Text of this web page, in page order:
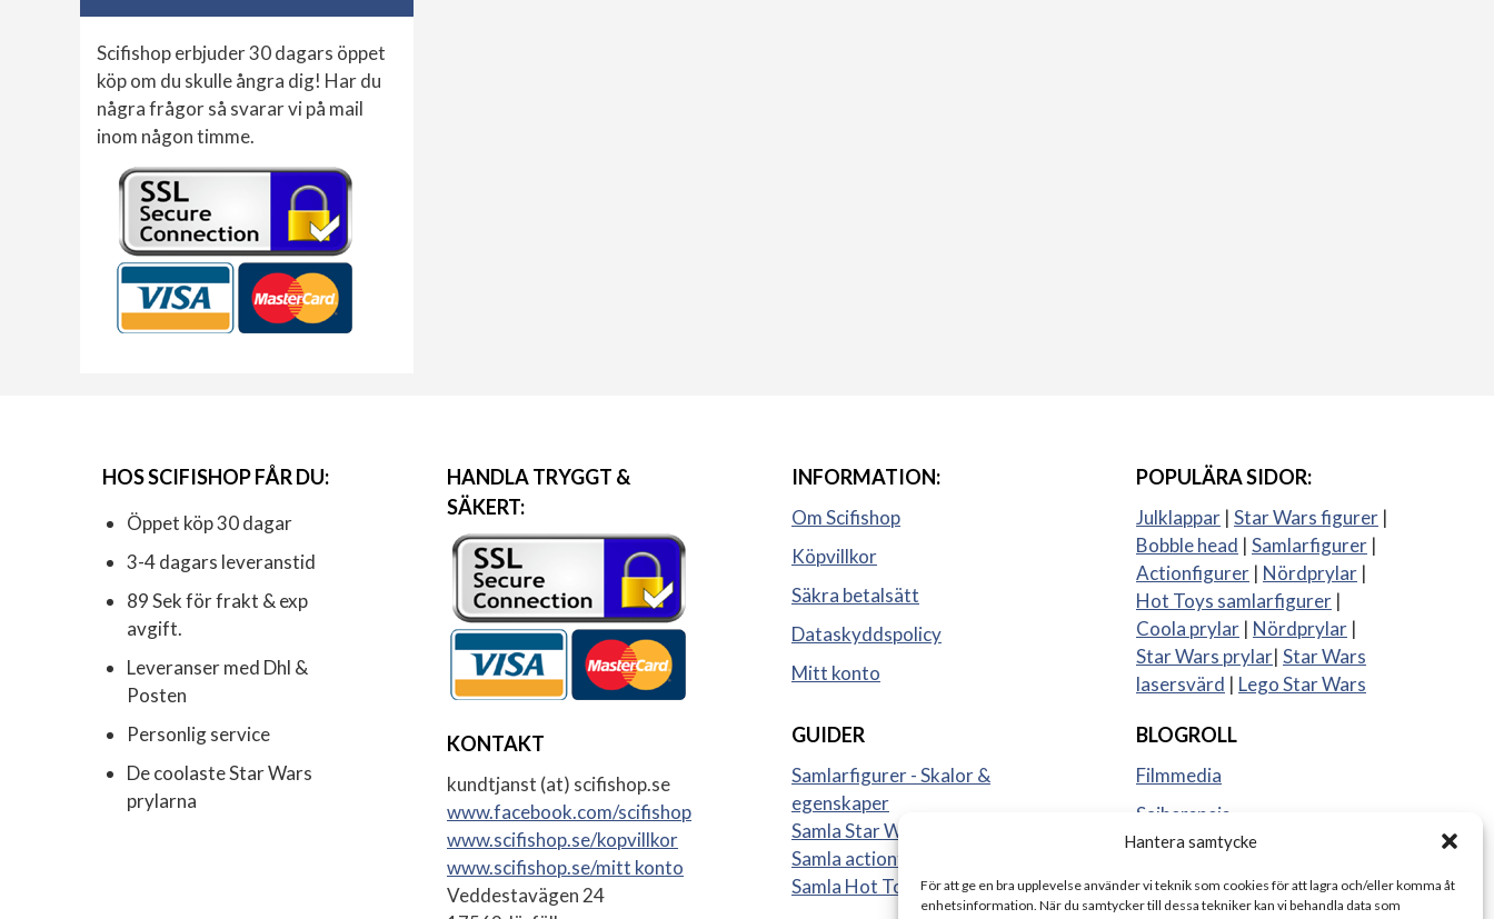
Hantera samtycke
För att ge en bra upplevelse använder vi teknik som cookies för att lagra och/eller komma åt
enhetsinformation. När du samtycker till dessa tekniker kan vi behandla data som
Scifishop erbjuder 30 dagars öppet
köp om du skulle ångra dig! Har du
några frågor så svarar vi på mail
inom någon timme.
HOS SCIFISHOP FÅR DU:
Öppet köp 30 dagar
3-4 dagars leveranstid
89 Sek för frakt & exp
avgift.
Leveranser med Dhl &
Posten
Personlig service
De coolaste Star Wars
prylarna
HANDLA TRYGGT &
SÄKERT:
KONTAKT
kundtjanst (at) scifishop.se
www.facebook.com/scifishop
www.scifishop.se/kopvillkor
www.scifishop.se/mitt konto
Veddestavägen 24
INFORMATION:
Om Scifishop
Köpvillkor
Säkra betalsätt
Dataskyddspolicy
Mitt konto
GUIDER
Samlarfigurer - Skalor &
egenskaper
Samla Star Wars figurer
Samla actionfigurer
Samla Hot Toys
POPULÄRA SIDOR:
Julklappar | Star Wars figurer |
Bobble head | Samlarfigurer |
Actionfigurer | Nördprylar |
Hot Toys samlarfigurer |
Coola prylar | Nördprylar |
Star Wars prylar| Star Wars
lasersvärd | Lego Star Wars
BLOGROLL
Filmmedia
Sajberspejs
Strange things